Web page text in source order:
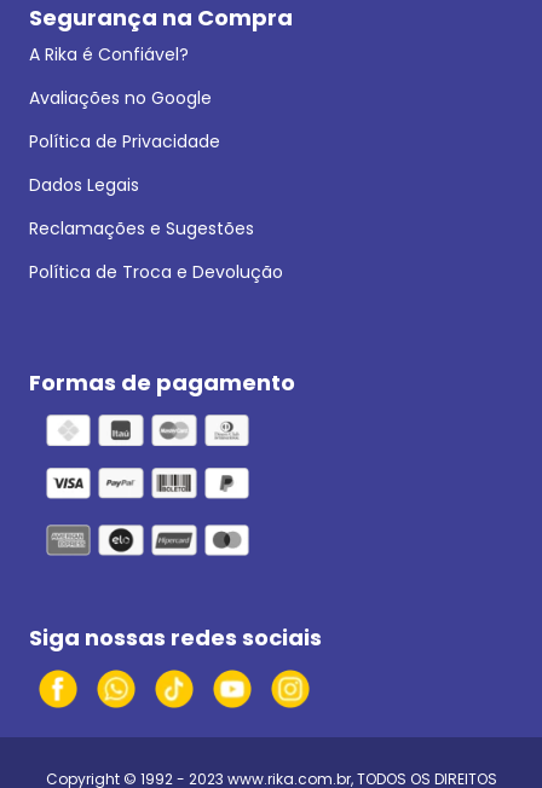
Segurança na Compra
A Rika é Confiável?
Avaliações no Google
Política de Privacidade
Dados Legais
Reclamações e Sugestões
Política de Troca e Devolução
Formas de pagamento
Siga nossas redes sociais
Copyright © 1992 - 2023 www.rika.com.br, TODOS OS DIREITOS